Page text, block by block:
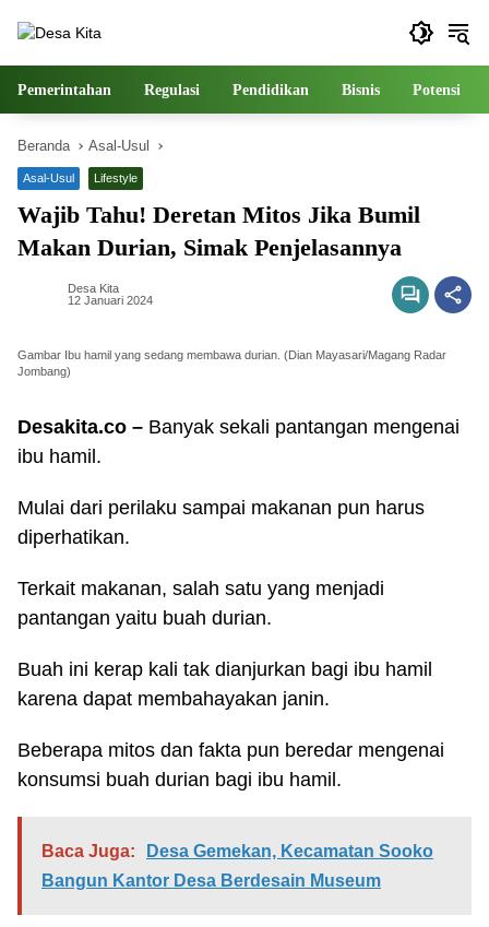
Pemerintahan Regulasi Pendidikan Bisnis Potensi
Beranda Asal-Usul
Asal-Usul Lifestyle
Wajib Tahu! Deretan Mitos Jika Bumil
Makan Durian, Simak Penjelasannya
Desa Kita
12 Januari 2024
Gambar Ibu hamil yang sedang membawa durian. (Dian Mayasari/Magang Radar
Jombang)
Desakita.co – Banyak sekali pantangan mengenai
ibu hamil.
Mulai dari perilaku sampai makanan pun harus
diperhatikan.
Terkait makanan, salah satu yang menjadi
pantangan yaitu buah durian.
Buah ini kerap kali tak dianjurkan bagi ibu hamil
karena dapat membahayakan janin.
Beberapa mitos dan fakta pun beredar mengenai
konsumsi buah durian bagi ibu hamil.
Baca Juga:
Desa Gemekan, Kecamatan Sooko
Bangun Kantor Desa Berdesain Museum